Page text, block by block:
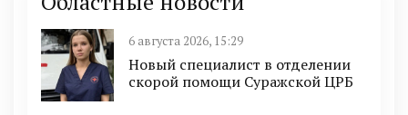
6 августа 2026, 15:29
Новый специалист в отделении
скорой помощи Суражской ЦРБ